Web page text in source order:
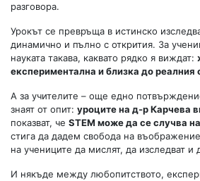
разговора.
Урокът се превръща в истинско
динамично и пълно с открития. За
науката такава, каквато рядко я виждат:
експериментална и близка до реалния
А за учителите – още едно
знаят от опит: уроците на д-р Карчева
показват, че STEM може да се случва
стига да дадем свобода на
на учениците да мислят, да изследват и
И някъде между любопитството,